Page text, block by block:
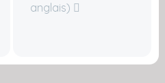
anglais)